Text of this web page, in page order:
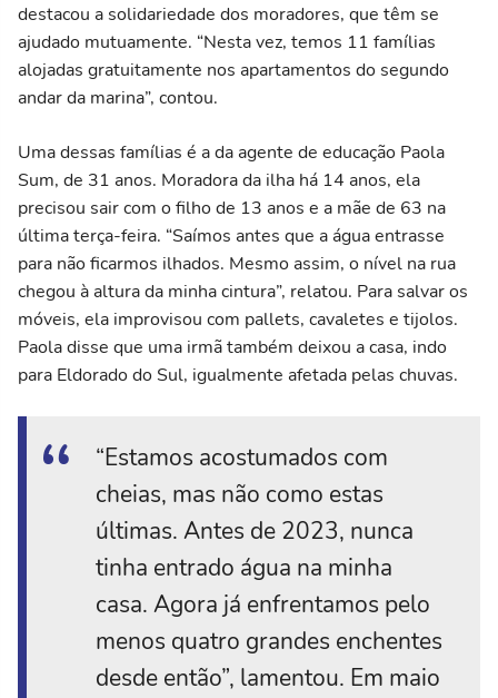
destacou a solidariedade dos moradores, que têm se
ajudado mutuamente. “Nesta vez, temos 11 famílias
alojadas gratuitamente nos apartamentos do segundo
andar da marina”, contou.
Uma dessas famílias é a da agente de educação Paola
Sum, de 31 anos. Moradora da ilha há 14 anos, ela
precisou sair com o filho de 13 anos e a mãe de 63 na
última terça-feira. “Saímos antes que a água entrasse
para não ficarmos ilhados. Mesmo assim, o nível na rua
chegou à altura da minha cintura”, relatou. Para salvar os
móveis, ela improvisou com pallets, cavaletes e tijolos.
Paola disse que uma irmã também deixou a casa, indo
para Eldorado do Sul, igualmente afetada pelas chuvas.
“Estamos acostumados com
cheias, mas não como estas
últimas. Antes de 2023, nunca
tinha entrado água na minha
casa. Agora já enfrentamos pelo
menos quatro grandes enchentes
desde então”, lamentou. Em maio